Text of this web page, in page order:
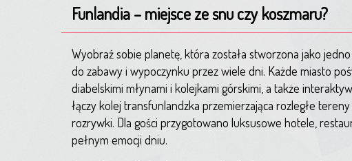
Funlandia – miejsce ze snu czy koszmaru?
Wyobraź sobie planetę, która została stworzona jako
do zabawy i wypoczynku przez wiele dni. Każde miasto
diabelskimi młynami i kolejkami górskimi, a także
łączy kolej transfunlandzka przemierzająca rozległe
rozrywki. Dla gości przygotowano luksusowe hotele,
pełnym emocji dniu.